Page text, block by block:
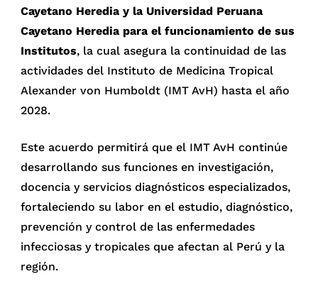
Cayetano Heredia y la Universidad Peruana
Cayetano Heredia para el funcionamiento de sus
Institutos, la cual asegura la continuidad de las
actividades del Instituto de Medicina Tropical
Alexander von Humboldt (IMT AvH) hasta el año
2028.
Este acuerdo permitirá que el IMT AvH continúe
desarrollando sus funciones en investigación,
docencia y servicios diagnósticos especializados,
fortaleciendo su labor en el estudio, diagnóstico,
prevención y control de las enfermedades
infecciosas y tropicales que afectan al Perú y la
región.